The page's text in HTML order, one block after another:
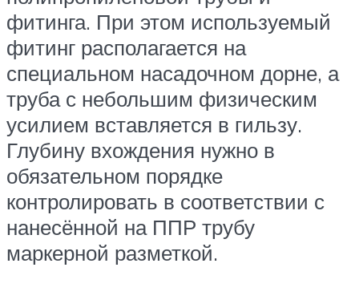
фитинга. При этом используемый
фитинг располагается на
специальном насадочном дорне, а
труба с небольшим физическим
усилием вставляется в гильзу.
Глубину вхождения нужно в
обязательном порядке
контролировать в соответствии с
нанесённой на ППР трубу
маркерной разметкой.